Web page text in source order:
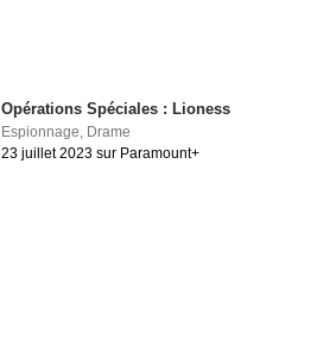
Opérations Spéciales : Lioness
Espionnage, Drame
23 juillet 2023 sur Paramount+